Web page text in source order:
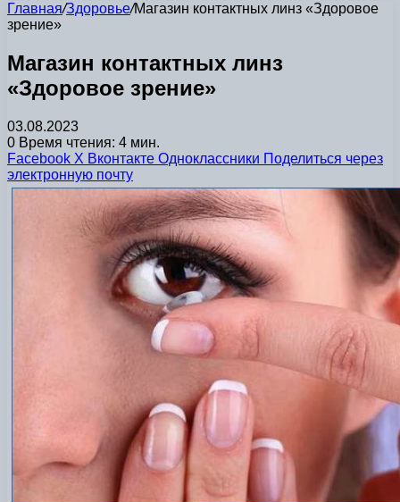
Главная/Здоровье/Магазин контактных линз «Здоровое
зрение»
Магазин контактных линз
«Здоровое зрение»
03.08.2023
0 Время чтения: 4 мин.
Facebook X Вконтакте Одноклассники Поделиться через
электронную почту